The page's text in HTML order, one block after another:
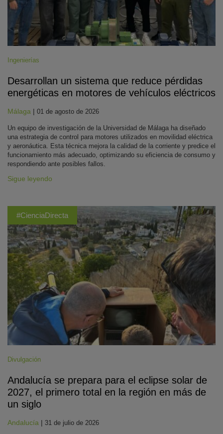
Ingenierías
Desarrollan un sistema que reduce pérdidas
energéticas en motores de vehículos eléctricos
Málaga | 01 de agosto de 2026
Un equipo de investigación de la Universidad de Málaga ha diseñado
una estrategia de control para motores utilizados en movilidad eléctrica
y aeronáutica. Esta técnica mejora la calidad de la corriente y predice el
funcionamiento más adecuado, optimizando su eficiencia de consumo y
respondiendo ante posibles fallos.
Sigue leyendo
#CienciaDirecta
Divulgación
Andalucía se prepara para el eclipse solar de
2027, el primero total en la región en más de
un siglo
Andalucía | 31 de julio de 2026